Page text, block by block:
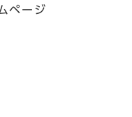
ページ